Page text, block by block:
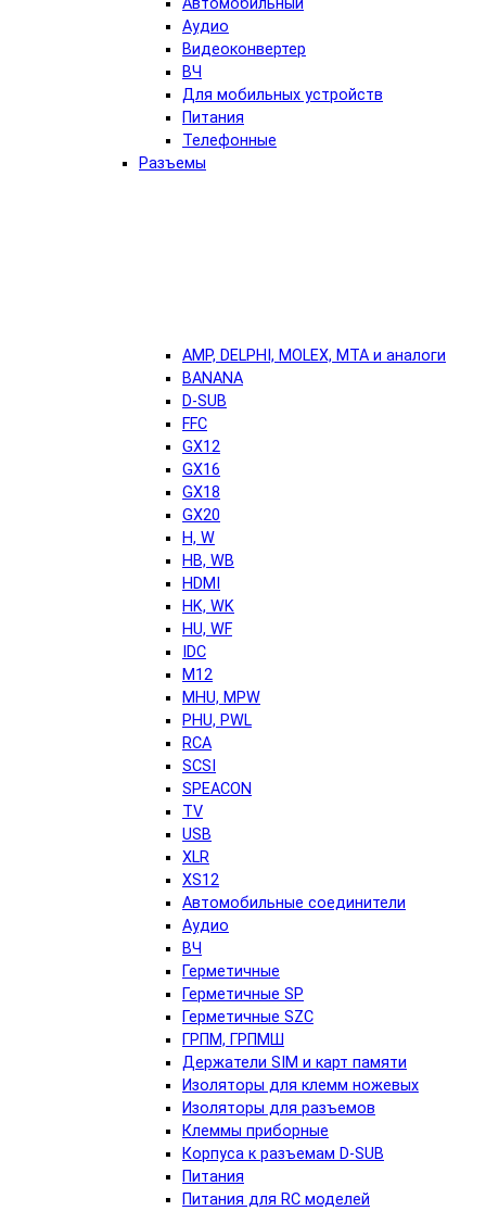
Автомобильный
Аудио
Видеоконвертер
ВЧ
Для мобильных устройств
Питания
Телефонные
Разъемы
AMP, DELPHI, MOLEX, MTA и аналоги
BANANA
D-SUB
FFC
GX12
GX16
GX18
GX20
H, W
HB, WB
HDMI
HK, WK
HU, WF
IDC
M12
MHU, MPW
PHU, PWL
RCA
SCSI
SPEACON
TV
USB
XLR
XS12
Автомобильные соединители
Аудио
ВЧ
Герметичные
Герметичные SP
Герметичные SZC
ГРПМ, ГРПМШ
Держатели SIM и карт памяти
Изоляторы для клемм ножевых
Изоляторы для разъемов
Клеммы приборные
Корпуса к разъемам D-SUB
Питания
Питания для RC моделей